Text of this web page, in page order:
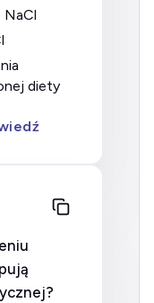
NaCl
diety